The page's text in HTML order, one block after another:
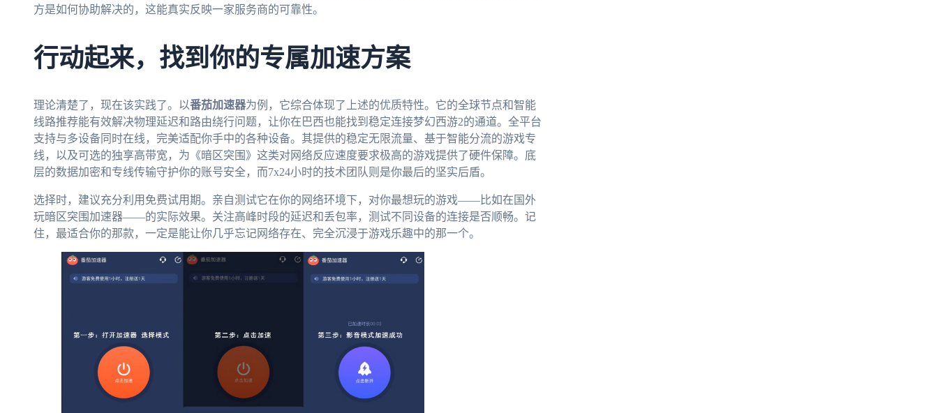
方是如何协助解决的，这能真实反映一家服务商的可靠性。
行动起来，找到你的专属加速方案
理论清楚了，现在该实践了。以番茄加速器为例，它综合体现了上述的优质特性。它的全球节点和智能
线路推荐能有效解决物理延迟和路由绕行问题，让你在巴西也能找到稳定连接梦幻西游2的通道。全平台
支持与多设备同时在线，完美适配你手中的各种设备。其提供的稳定无限流量、基于智能分流的游戏专
线，以及可选的独享高带宽，为《暗区突围》这类对网络反应速度要求极高的游戏提供了硬件保障。底
层的数据加密和专线传输守护你的账号安全，而7x24小时的技术团队则是你最后的坚实后盾。
选择时，建议充分利用免费试用期。亲自测试它在你的网络环境下，对你最想玩的游戏——比如在国外
玩暗区突围加速器——的实际效果。关注高峰时段的延迟和丢包率，测试不同设备的连接是否顺畅。记
住，最适合你的那款，一定是能让你几乎忘记网络存在、完全沉浸于游戏乐趣中的那一个。